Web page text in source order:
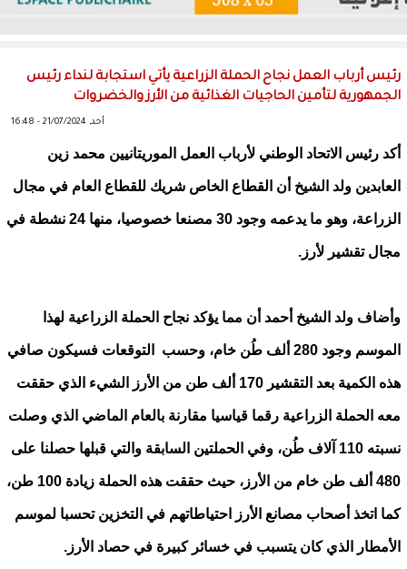
رئيس أرباب العمل نجاح الحملة الزراعية يأتي استجابة لنداء رئيس
الجمهورية لتأمين الحاجيات الغذائية من الأرز والخضروات
أحد, 21/07/2024 - 16:48
أكد رئيس الاتحاد الوطني لأرباب العمل الموريتانيين محمد زين
العابدين ولد الشيخ أن القطاع الخاص شريك للقطاع العام في مجال
الزراعة، وهو ما يدعمه وجود 30 مصنعا خصوصيا، منها 24 نشطة في
مجال تقشير لأرز.
وأضاف ولد الشيخ أحمد أن مما يؤكد نجاح الحملة الزراعية لهذا
الموسم وجود 280 ألف طُن خام، وحسب التوقعات فسيكون صافي
هذه الكمية بعد التقشير 170 ألف طن من الأرز الشيء الذي حققت
معه الحملة الزراعية رقما قياسيا مقارنة بالعام الماضي الذي وصلت
نسبته 110 آلاف طُن، وفي الحملتين السابقة والتي قبلها حصلنا على
480 ألف طن خام من الأرز، حيث حققت هذه الحملة زيادة 100 طن،
كما اتخذ أصحاب مصانع الأرز احتياطاتهم في التخزين تحسبا لموسم
الأمطار الذي كان يتسبب في خسائر كبيرة في حصاد الأرز.